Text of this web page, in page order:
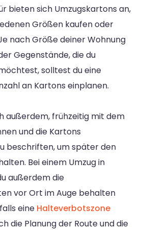
bieten sich Umzugskartons an,
Größen kaufen oder
nach Größe deiner Wohnung
Gegenstände, die du
solltest du eine
an Kartons einplanen.
außerdem, frühzeitig mit dem
und die Kartons
beschriften, um später den
Bei einem Umzug in
außerdem die
vor Ort im Auge behalten
eine Halteverbotszone
die Planung der Route und die